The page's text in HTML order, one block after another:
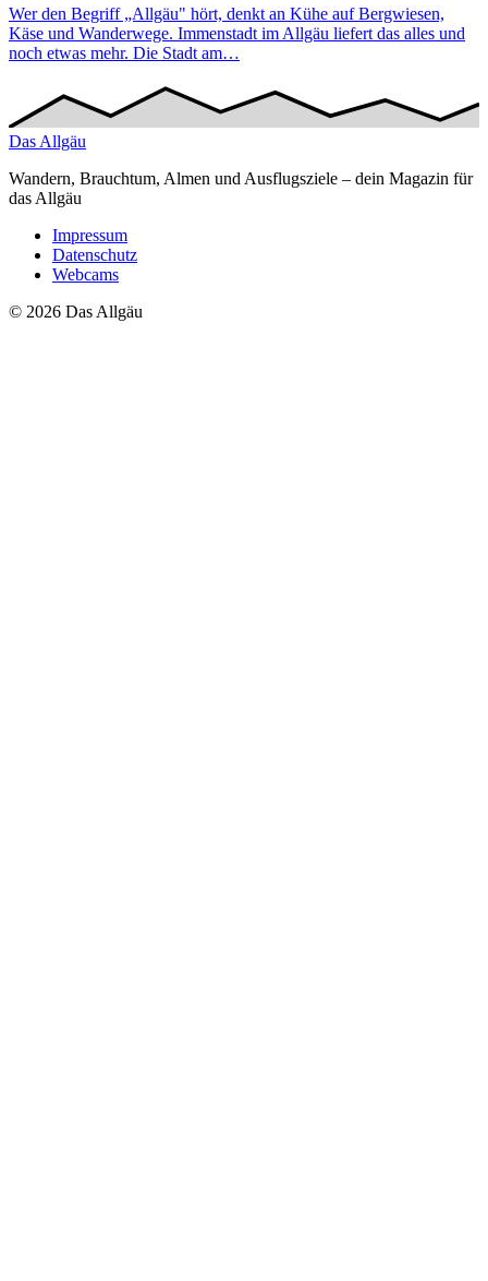
Wer den Begriff „Allgäu" hört, denkt an Kühe auf Bergwiesen,
Käse und Wanderwege. Immenstadt im Allgäu liefert das alles und
noch etwas mehr. Die Stadt am…
Das Allgäu
Wandern, Brauchtum, Almen und Ausflugsziele – dein Magazin für
das Allgäu
Impressum
Datenschutz
Webcams
© 2026 Das Allgäu